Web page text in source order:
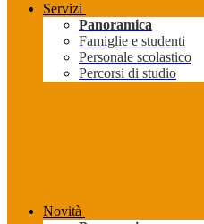
Servizi
Panoramica
Famiglie e studenti
Personale scolastico
Percorsi di studio
Novità